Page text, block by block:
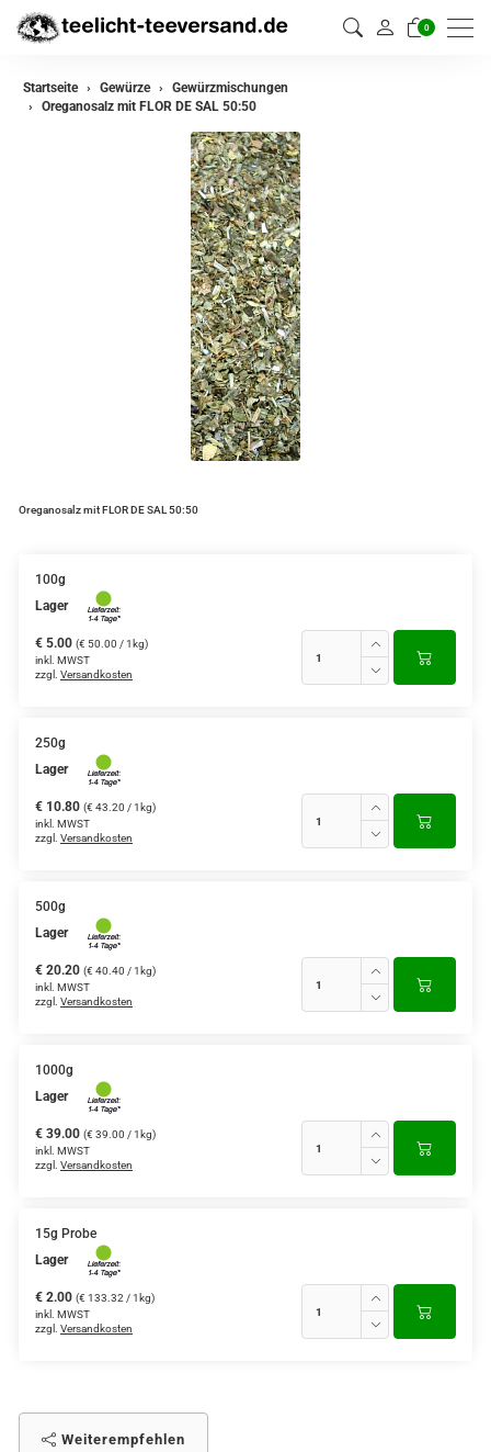
0
zurück
Startseite Gewürze
Gewürzmischungen
Oreganosalz mit FLOR DE SAL 50:50
Oreganosalz mit FLOR DE SAL 50:50
100g
Lager
€ 5.00 (€ 50.00 / 1kg)
inkl. MWST
zzgl. Versandkosten
250g
Lager
€ 10.80 (€ 43.20 / 1kg)
inkl. MWST
zzgl. Versandkosten
500g
Lager
€ 20.20 (€ 40.40 / 1kg)
inkl. MWST
zzgl. Versandkosten
1000g
Lager
€ 39.00 (€ 39.00 / 1kg)
inkl. MWST
zzgl. Versandkosten
15g Probe
Lager
€ 2.00 (€ 133.32 / 1kg)
inkl. MWST
zzgl. Versandkosten
Weiterempfehlen